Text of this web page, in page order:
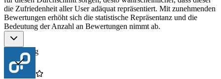
die Zufriedenheit aller User adäquat repräsentiert. Mit zunehmenden
Bewertungen erhöht sich die statistische Repräsentanz und die
Bedeutung der Anzahl an Bewertungen nimmt ab.
Bewertung